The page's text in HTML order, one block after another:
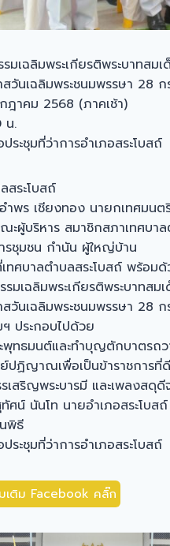
มเฉลิมพระเกียรติพระบาทสมเ
สวันเฉลิมพระชนมพรรษา 28
ฎาคม 2568 (ภาคเช้า)
น.
ระชุมที่ว่าการอำเภอสระโบสถ์
สระโบสถ์
ำพร เชียงทอง นายกเทศมนต
ผู้บริหาร สมาชิกสภาเทศบาล
รชุมชน กำนัน ผู้ใหญ่บ้าน
เทศบาลตำบลสระโบสถ์ พร้อม
รมเฉลิมพระเกียรติพระบาทสม
สวันเฉลิมพระชนมพรรษา 28
ประกอบไปด้วย
ทธมนต์และทำบุญตักบาตรถว
ปฏิญาณเพื่อเป็นข้าราชการที่
เสริญพระบารมี และเพลงสดุดี
ศน์ นันโท นายอำเภอสระโบสถ์
นพิธี
ระชุมที่ว่าการอำเภอสระโบสถ์
เติม Facebook คลิ๊ก